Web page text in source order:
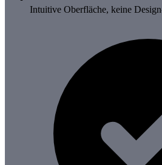
Intuitive Oberfläche, keine